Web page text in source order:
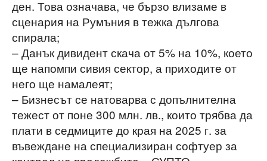
ден. Това означава, че бързо влизаме в
сценария на Румъния в тежка дългова
спирала;
– Данък дивидент скача от 5% на 10%, което
ще напомпи сивия сектор, а приходите от
него ще намалеят;
– Бизнесът се натоварва с допълнителна
тежест от поне 300 млн. лв., които трябва да
плати в седмиците до края на 2025 г. за
въвеждане на специализиран софтуер за